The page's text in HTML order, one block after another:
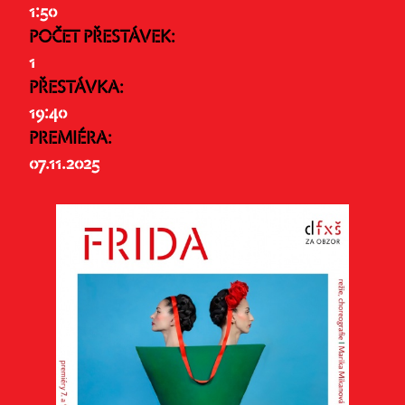
1:50
POČET PŘESTÁVEK:
1
PŘESTÁVKA:
19:40
PREMIÉRA:
07.11.2025